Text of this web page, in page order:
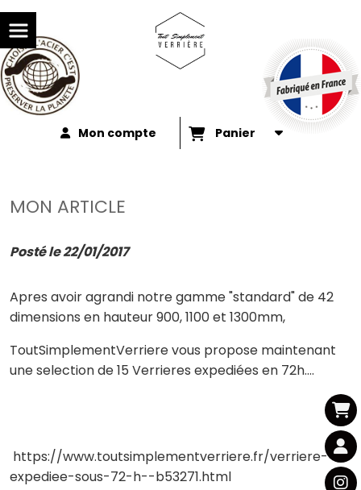
Mon compte Panier
MON ARTICLE
Posté le 22/01/2017
Apres avoir agrandi notre gamme "standard" de 42
dimensions en hauteur 900, 1100 et 1300mm,
ToutSimplementVerriere vous propose maintenant
une selection de 15 Verrieres expediées en 72h....
https://www.toutsimplementverriere.fr/verriere-
expediee-sous-72-h--b53271.html